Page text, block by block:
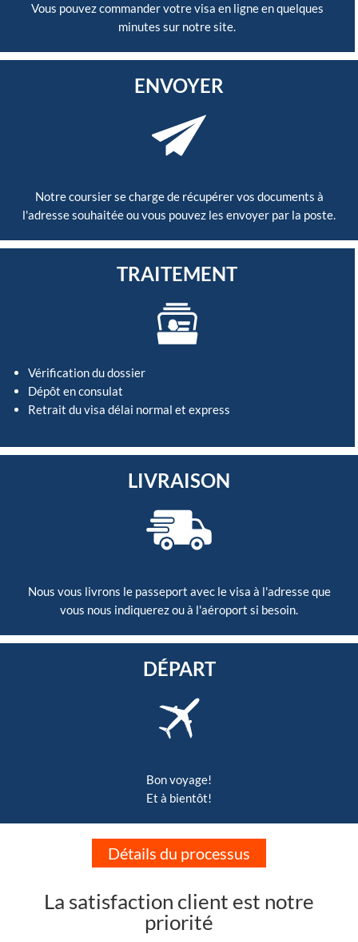
Vous pouvez commander votre visa en ligne en quelques
minutes sur notre site.
ENVOYER
Notre coursier se charge de récupérer vos documents à
l'adresse souhaitée ou vous pouvez les envoyer par la poste.
TRAITEMENT
Vérification du dossier
Dépôt en consulat
Retrait du visa délai normal et express
LIVRAISON
Nous vous livrons le passeport avec le visa à l'adresse que
vous nous indiquerez ou à l'aéroport si besoin.
DÉPART
Bon voyage!
Et à bientôt!
Détails du processus
La satisfaction client est notre
priorité